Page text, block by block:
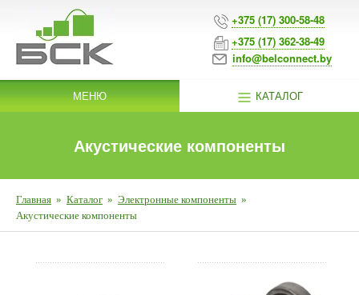
+375 (17) 300-58-48
+375 (17) 362-38-49
info@belconnect.by
МЕНЮ КАТАЛОГ
Акустические компоненты
Главная » Каталог » Электронные компоненты »
Акустические компоненты